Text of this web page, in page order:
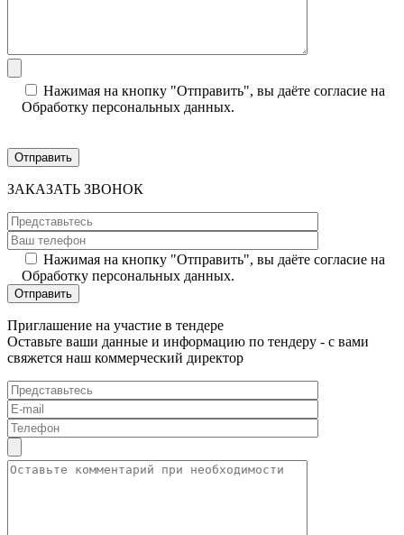
Нажимая на кнопку "Отправить", вы даёте согласие на
Обработку персональных данных.
ЗАКАЗАТЬ ЗВОНОК
Нажимая на кнопку "Отправить", вы даёте согласие на
Обработку персональных данных.
Приглашение на участие в тендере
Оставьте ваши данные и информацию по тендеру - с вами
свяжется наш коммерческий директор